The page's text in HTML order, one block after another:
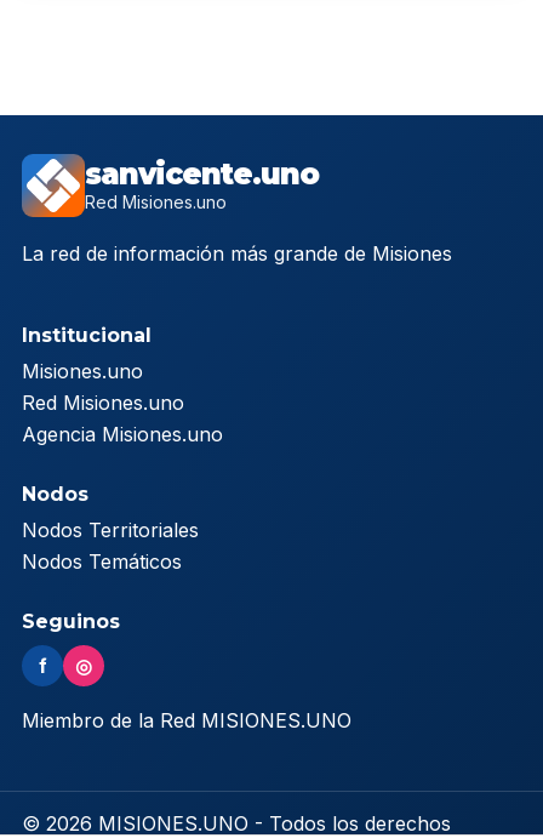
sanvicente.uno
Red Misiones.uno
La red de información más grande de Misiones
Institucional
Misiones.uno
Red Misiones.uno
Agencia Misiones.uno
Nodos
Nodos Territoriales
Nodos Temáticos
Seguinos
f ◎
Miembro de la Red MISIONES.UNO
© 2026 MISIONES.UNO - Todos los derechos